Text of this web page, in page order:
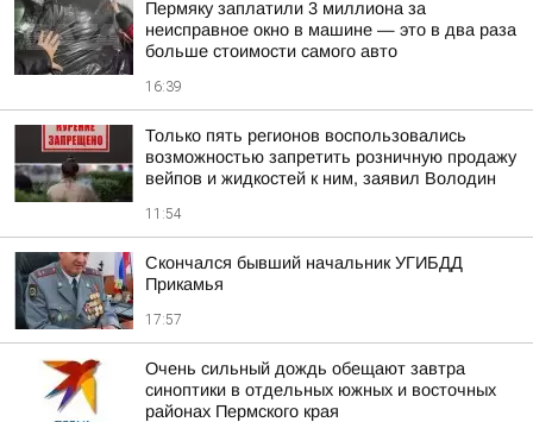
Пермяку заплатили 3 миллиона за
неисправное окно в машине — это в два раза
больше стоимости самого авто
16:39
Только пять регионов воспользовались
возможностью запретить розничную продажу
вейпов и жидкостей к ним, заявил Володин
11:54
Скончался бывший начальник УГИБДД
Прикамья
17:57
Очень сильный дождь обещают завтра
синоптики в отдельных южных и восточных
районах Пермского края